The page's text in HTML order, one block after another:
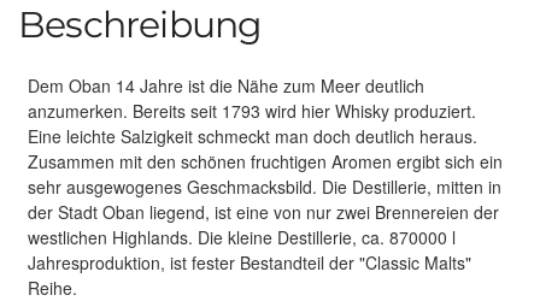
Beschreibung
Dem Oban 14 Jahre ist die Nähe zum Meer deutlich
anzumerken. Bereits seit 1793 wird hier Whisky produziert.
Eine leichte Salzigkeit schmeckt man doch deutlich heraus.
Zusammen mit den schönen fruchtigen Aromen ergibt sich ein
sehr ausgewogenes Geschmacksbild. Die Destillerie, mitten in
der Stadt Oban liegend, ist eine von nur zwei Brennereien der
westlichen Highlands. Die kleine Destillerie, ca. 870000 l
Jahresproduktion, ist fester Bestandteil der "Classic Malts"
Reihe.